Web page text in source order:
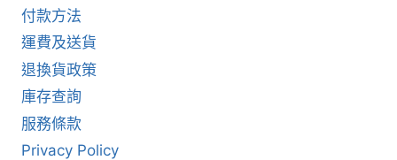
付款方法
運費及送貨
退換貨政策
庫存查詢
服務條款
Privacy Policy